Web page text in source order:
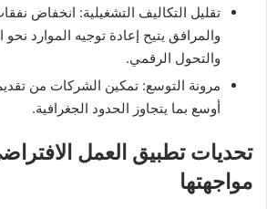
تقليل التكاليف التشغيلية: انخفاض نفقات
والمرافق يتيح إعادة توجيه الموارد نحو
والتحول الرقمي.
مرونة التوسع: تمكين الشركات من
أوسع بما يتجاوز الحدود الجغرافية.
تحديات تطبيق العمل
مواجهتها